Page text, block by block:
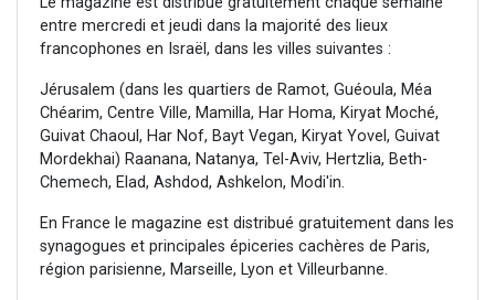
entre mercredi et jeudi dans la majorité des lieux
francophones en Israël, dans les villes suivantes :
Jérusalem (dans les quartiers de Ramot, Guéoula, Méa
Chéarim, Centre Ville, Mamilla, Har Homa, Kiryat Moché,
Guivat Chaoul, Har Nof, Bayt Vegan, Kiryat Yovel, Guivat
Mordekhai) Raanana, Natanya, Tel-Aviv, Hertzlia, Beth-
Chemech, Elad, Ashdod, Ashkelon, Modi'in.
En France le magazine est distribué gratuitement dans les
synagogues et principales épiceries cachères de Paris,
région parisienne, Marseille, Lyon et Villeurbanne.